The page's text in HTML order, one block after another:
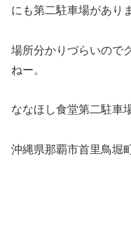
にも第二駐車場があり
場所分かりづらいので
ねー。
ななほし食堂第二駐車
沖縄県那覇市首里鳥堀